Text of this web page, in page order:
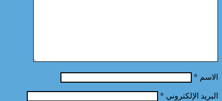
الاسم *
البريد الإلكتروني *